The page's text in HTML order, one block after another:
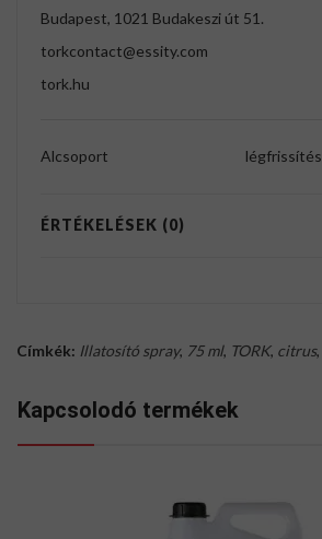
Budapest, 1021 Budakeszi út 51.
torkcontact@essity.com
tork.hu
Alcsoport légfrissítés
ÉRTÉKELÉSEK (0)
Címkék: Illatosító spray, 75 ml, TORK, citrus,
Kapcsolodó termékek